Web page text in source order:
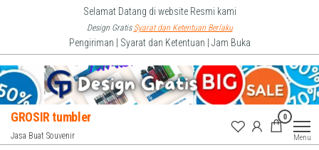
content
Selamat Datang di website Resmi kami
Design Gratis Syarat dan Ketentuan Berlaku
Pengiriman | Syarat dan Ketentuan | Jam Buka
GROSIR tumbler
Jasa Buat Souvenir
0
Menu